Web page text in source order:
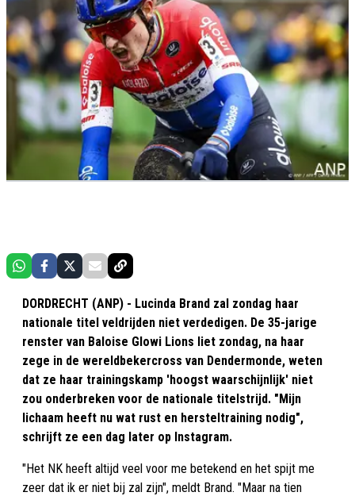
DORDRECHT (ANP) - Lucinda Brand zal zondag haar
nationale titel veldrijden niet verdedigen. De 35-jarige
renster van Baloise Glowi Lions liet zondag, na haar
zege in de wereldbekercross van Dendermonde, weten
dat ze haar trainingskamp 'hoogst waarschijnlijk' niet
zou onderbreken voor de nationale titelstrijd. "Mijn
lichaam heeft nu wat rust en hersteltraining nodig",
schrijft ze een dag later op Instagram.
"Het NK heeft altijd veel voor me betekend en het spijt me
zeer dat ik er niet bij zal zijn", meldt Brand. "Maar na tien